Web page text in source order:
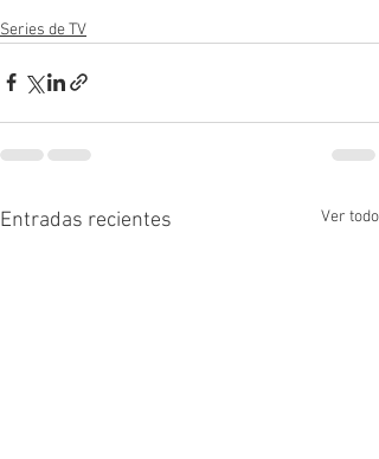
Series de TV
Entradas recientes Ver todo